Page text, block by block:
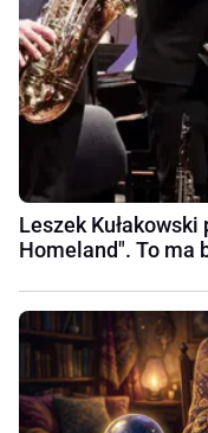
Leszek
Homeland". To ma